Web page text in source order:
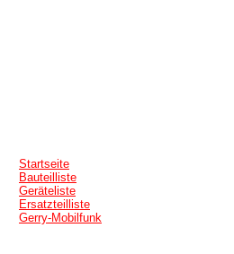
Startseite
Bauteilliste
Geräteliste
Ersatzteilliste
Gerry-Mobilfunk